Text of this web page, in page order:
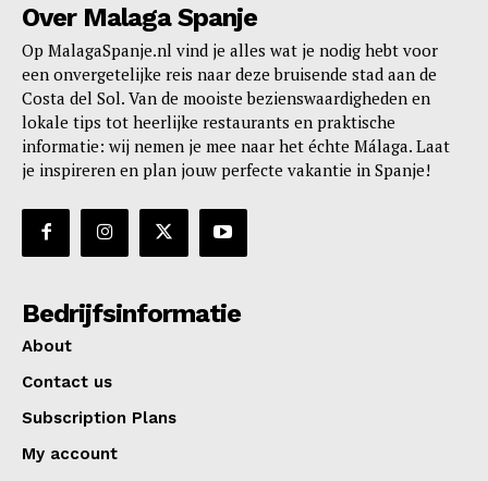
Over Malaga Spanje
Op MalagaSpanje.nl vind je alles wat je nodig hebt voor
een onvergetelijke reis naar deze bruisende stad aan de
Costa del Sol. Van de mooiste bezienswaardigheden en
lokale tips tot heerlijke restaurants en praktische
informatie: wij nemen je mee naar het échte Málaga. Laat
je inspireren en plan jouw perfecte vakantie in Spanje!
Bedrijfsinformatie
About
Contact us
Subscription Plans
My account